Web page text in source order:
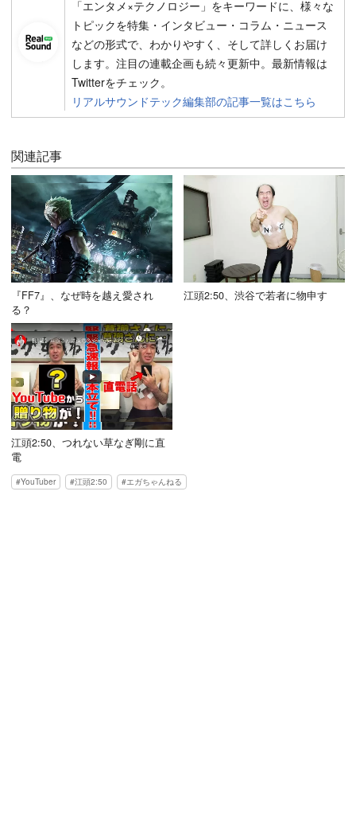
「エンタメ×テクノロジー」をキーワードに、様々な
トピックを特集・インタビュー・コラム・ニュース
などの形式で、わかりやすく、そして詳しくお届け
します。注目の連載企画も続々更新中。最新情報は
Twitterをチェック。
リアルサウンドテック編集部の記事一覧はこちら
関連記事
『FF7』、なぜ時を越え愛され
る？
江頭2:50、渋谷で若者に物申す
江頭2:50、つれない草なぎ剛に直
電
YouTuber 江頭2:50 エガちゃんねる